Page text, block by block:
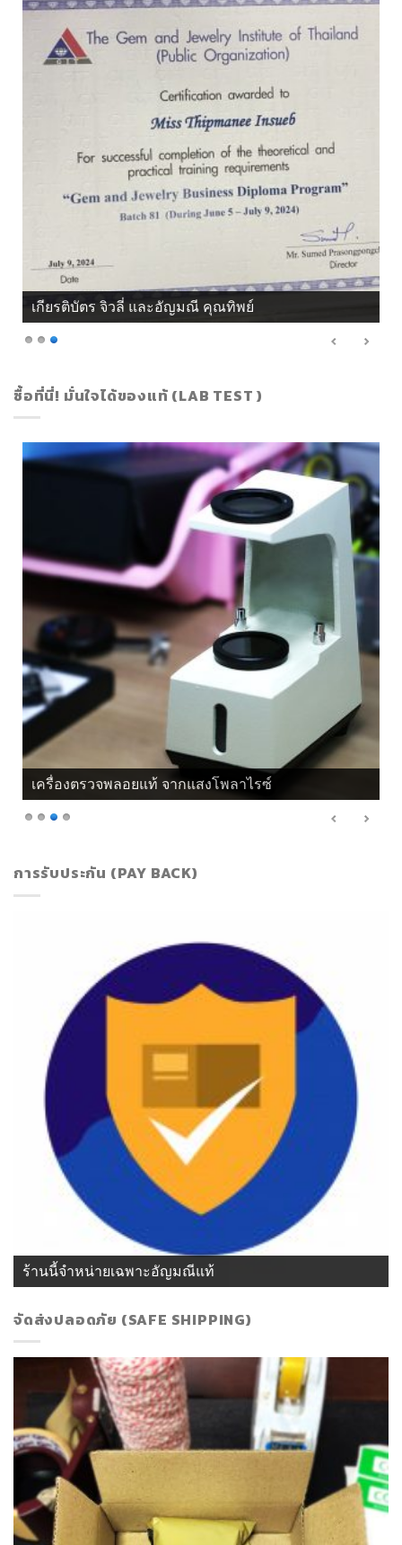
เกียรติบัตร จิวลี่ และอัญมณี คุณทิพย์
ซื้อที่นี่! มั่นใจได้ของแท้ (LAB TEST )
เครื่องตรวจพลอยแท้ จากแสงโพลาไรซ์
การรับประกัน (PAY BACK)
ร้านนี้จำหน่ายเฉพาะอัญมณีแท้
จัดส่งปลอดภัย (SAFE SHIPPING)